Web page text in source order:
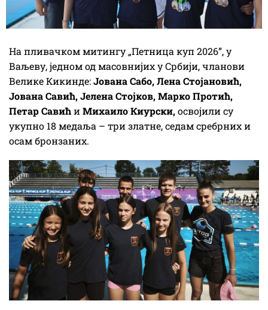
На пливачком митингу „Петница куп 2026”, у
Ваљеву, једном од масовнијих у Србији, чланови
Велике Кикинде:Јована Сабо, Лена Стојановић,
Јована Савић, Јелена Стојков, Марко Протић,
Петар Савићи Михаило Киурски,освојили су
укупно 18 медаља – три златне, седам сребрних и
осам бронзаних.